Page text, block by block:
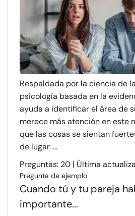
Respaldada por la ciencia de
psicología basada en la
ayuda a identificar el área de
merece más atención en este
que las cosas se sientan
de lugar. ...
Preguntas: 20 | Última
Pregunta de ejemplo
Cuando tú y tu pareja
importante...